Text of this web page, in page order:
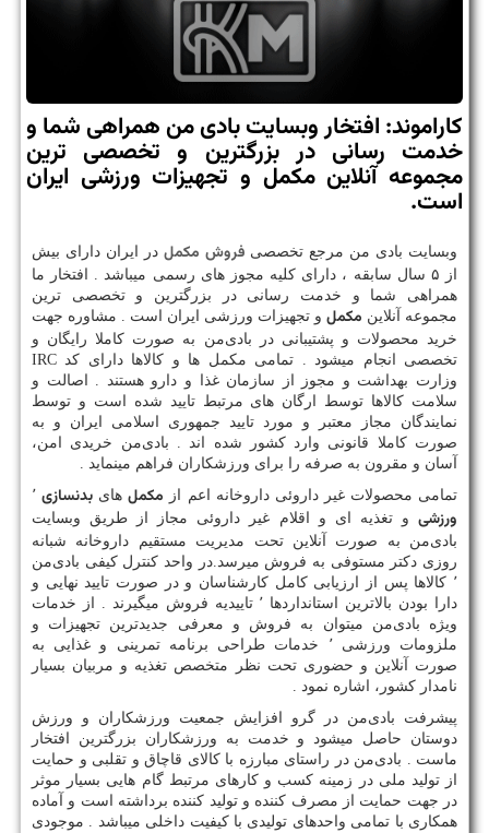
كاراموند: افتخار وبسایت بادی من همراهی شما و
خدمت رسانی در بزرگترین و تخصصی ترین
مجموعه آنلاین مكمل و تجهیزات ورزشی ایران
است.
وبسایت بادی من مرجع تخصصی فروش مکمل در ایران دارای بیش
از ۵ سال سابقه ، دارای کلیه مجوز های رسمی میباشد . افتخار ما
همراهی شما و خدمت رسانی در بزرگترین و تخصصی ترین
مجموعه آنلاین مکمل و تجهیزات ورزشی ایران است . مشاوره جهت
خرید محصولات و پشتیبانی در بادی‌من به صورت کاملا رایگان و
تخصصی انجام میشود . تمامی مکمل ها و کالاها دارای کد IRC
وزارت بهداشت و مجوز از سازمان غذا و دارو هستند . اصالت و
سلامت کالاها توسط ارگان های مرتبط تایید شده است و توسط
نمایندگان مجاز معتبر و مورد تایید جمهوری اسلامی ایران و به
صورت کاملا قانونی وارد کشور شده اند . بادی‌من خریدی امن،
آسان و مقرون به صرفه را برای ورزشکاران فراهم مینماید .
تمامی محصولات غیر داروئی داروخانه اعم از مکملهای بدنسازی٬
ورزشی و تغذیه ای و اقلام غیر داروئی مجاز از طریق وبسایت
بادی‌من به صورت آنلاین تحت مدیریت مستقیم داروخانه شبانه
روزی دکتر مستوفی به فروش میرسد.در واحد کنترل کیفی بادی‌من
٬ کالاها پس از ارزیابی کامل کارشناسان و در صورت تایید نهایی و
دارا بودن بالاترین استانداردها ٬ تاییدیه فروش میگیرند . از خدمات
ویژه بادی‌من میتوان به فروش و معرفی جدیدترین تجهیزات و
ملزومات ورزشی ٬ خدمات طراحی برنامه تمرینی و غذایی به
صورت آنلاین و حضوری تحت نظر متخصص تغذیه و مربیان بسیار
نامدار کشور، اشاره نمود .
پیشرفت بادی‌من در گرو افزایش جمعیت ورزشکاران و ورزش
دوستان حاصل میشود و خدمت به ورزشکاران بزرگترین افتخار
ماست . بادی‌من در راستای مبارزه با کالای قاچاق و تقلبی و حمایت
از تولید ملی در زمینه کسب و کارهای مرتبط گام هایی بسیار موثر
در جهت حمایت از مصرف کننده و تولید کننده برداشته است و آماده
همکاری با تمامی واحدهای تولیدی با کیفیت داخلی میباشد . موجودی